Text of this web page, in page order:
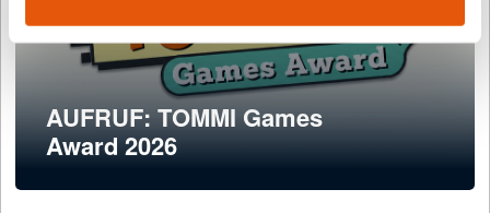
AUFRUF: TOMMI Games
Award 2026